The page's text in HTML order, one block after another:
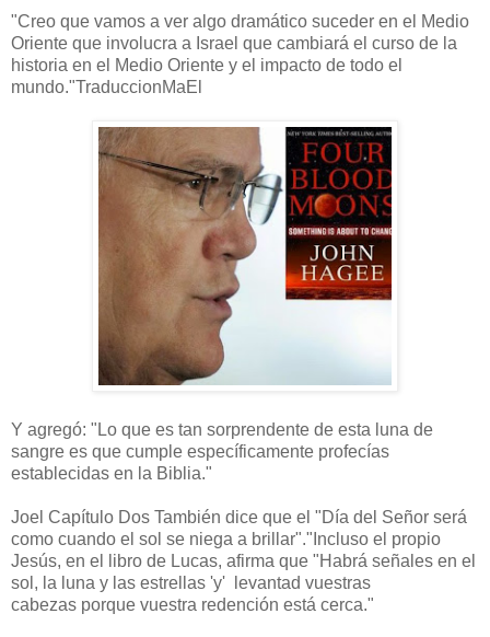
"Creo que vamos a ver algo dramático suceder en el Medio
Oriente que involucra a Israel que cambiará el curso de la
historia en el Medio Oriente y el impacto de todo el
mundo."TraduccionMaEl
Y agregó: "Lo que es tan sorprendente de esta luna de
sangre es que cumple específicamente profecías
establecidas en la Biblia."
Joel Capítulo Dos También dice que el "Día del Señor será
como cuando el sol se niega a brillar"."Incluso el propio
Jesús, en el libro de Lucas, afirma que "Habrá señales en el
sol, la luna y las estrellas 'y' levantad vuestras
cabezas porque vuestra redención está cerca."